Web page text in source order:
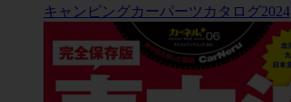
キャンピングカーパーツカタログ2024